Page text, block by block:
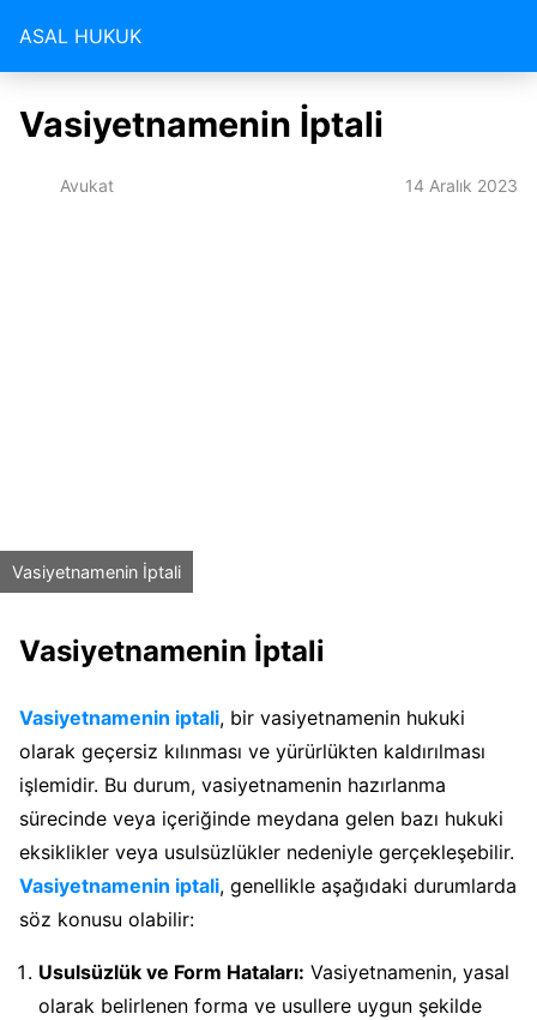
ASAL HUKUK
Vasiyetnamenin İptali
Avukat 14 Aralık 2023
Vasiyetnamenin İptali
Vasiyetnamenin İptali
Vasiyetnamenin iptali, bir vasiyetnamenin hukuki
olarak geçersiz kılınması ve yürürlükten kaldırılması
işlemidir. Bu durum, vasiyetnamenin hazırlanma
sürecinde veya içeriğinde meydana gelen bazı hukuki
eksiklikler veya usulsüzlükler nedeniyle gerçekleşebilir.
Vasiyetnamenin iptali, genellikle aşağıdaki durumlarda
söz konusu olabilir:
Usulsüzlük ve Form Hataları: Vasiyetnamenin, yasal
olarak belirlenen forma ve usullere uygun şekilde